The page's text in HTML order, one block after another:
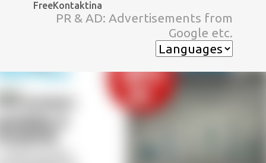
スキップしてメイン コンテンツに移動
FreeKontaktina
PR & AD: Advertisements from
Google etc.